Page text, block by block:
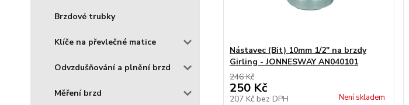
Brzdové trubky
Klíče na převlečné matice
Odvzdušňování a plnění brzd
Měření brzd
Nástavec (Bit) 10mm 1/2" na brzdy
Girling - JONNESWAY AN040101
246 Kč
250 Kč
207 Kč bez DPH Není skladem